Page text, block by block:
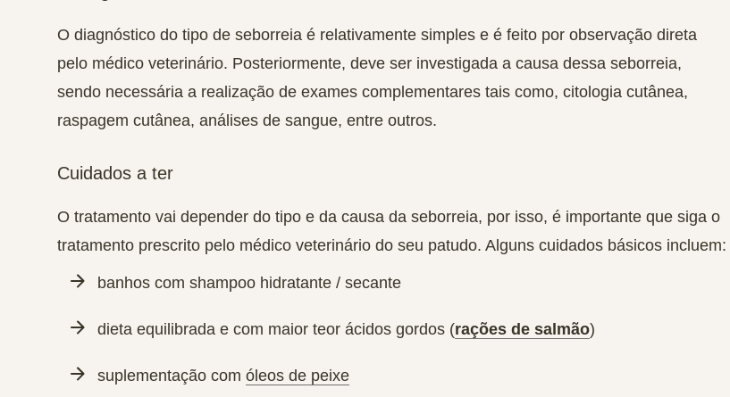
O diagnóstico do tipo de seborreia é relativamente simples e é feito por observação direta
pelo médico veterinário. Posteriormente, deve ser investigada a causa dessa seborreia,
sendo necessária a realização de exames complementares tais como, citologia cutânea,
raspagem cutânea, análises de sangue, entre outros.
Cuidados a ter
O tratamento vai depender do tipo e da causa da seborreia, por isso, é importante que siga o
tratamento prescrito pelo médico veterinário do seu patudo. Alguns cuidados básicos incluem:
banhos com shampoo hidratante / secante
dieta equilibrada e com maior teor ácidos gordos (rações de salmão)
suplementação com óleos de peixe